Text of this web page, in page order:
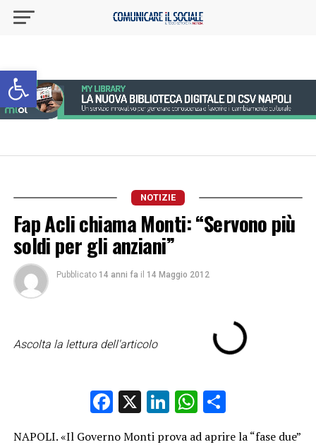
Apri la barra degli strumenti
NOTIZIE
Fap Acli chiama Monti: “Servono più
soldi per gli anziani”
Pubblicato 14 anni fa il 14 Maggio 2012
Ascolta la lettura dell'articolo
Facebook
X LinkedIn
WhatsApp
Condividi
NAPOLI. «Il Governo Monti prova ad aprire la “fase due”